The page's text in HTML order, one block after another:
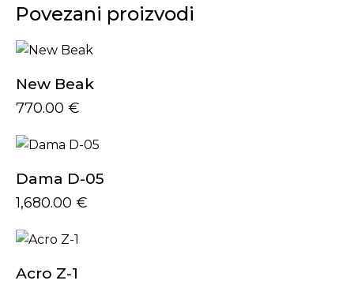
Povezani proizvodi
New Beak
770.00 €
Dama D-05
1,680.00 €
Acro Z-1